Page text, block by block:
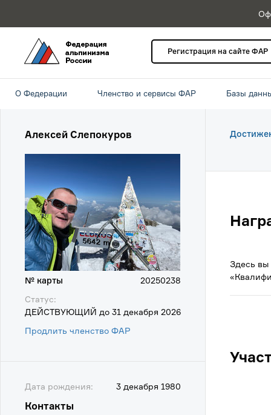
Регистрация на сайте ФАР
О Федерации Членство и сервисы ФАР Базы
Алексей Слепокуров
№ карты
20250238
Статус:
ДЕЙСТВУЮЩИЙ до 31 декабря 2026
Продлить членство ФАР
Дата рождения: 3 декабря 1980
Контакты
Здесь вы